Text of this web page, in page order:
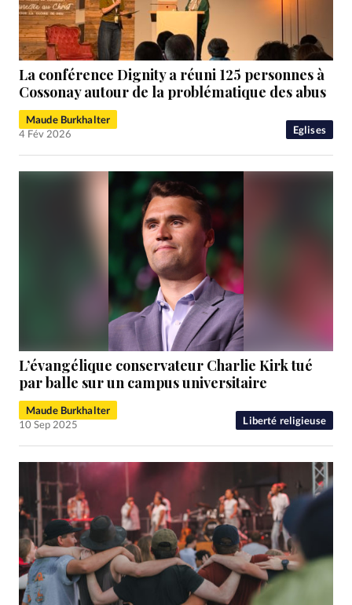
Eglises
La conférence Dignity a réuni 125 personnes à
Cossonay autour de la problématique des abus
Maude Burkhalter
4 Fév 2026
Liberté religieuse
L’évangélique conservateur Charlie Kirk tué
par balle sur un campus universitaire
Maude Burkhalter
10 Sep 2025